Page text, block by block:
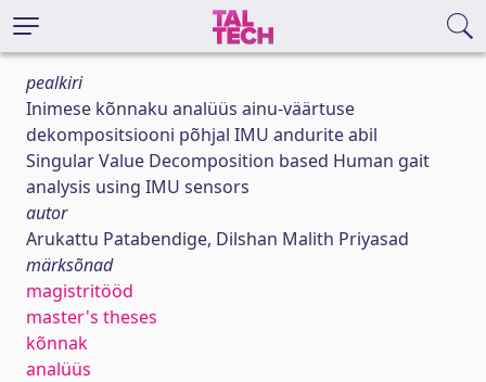
pealkiri
Inimese kõnnaku analüüs ainu-väärtuse
dekompositsiooni põhjal IMU andurite abil
Singular Value Decomposition based Human gait
analysis using IMU sensors
autor
Arukattu Patabendige, Dilshan Malith Priyasad
märksõnad
magistritööd
master's theses
kõnnak
analüüs